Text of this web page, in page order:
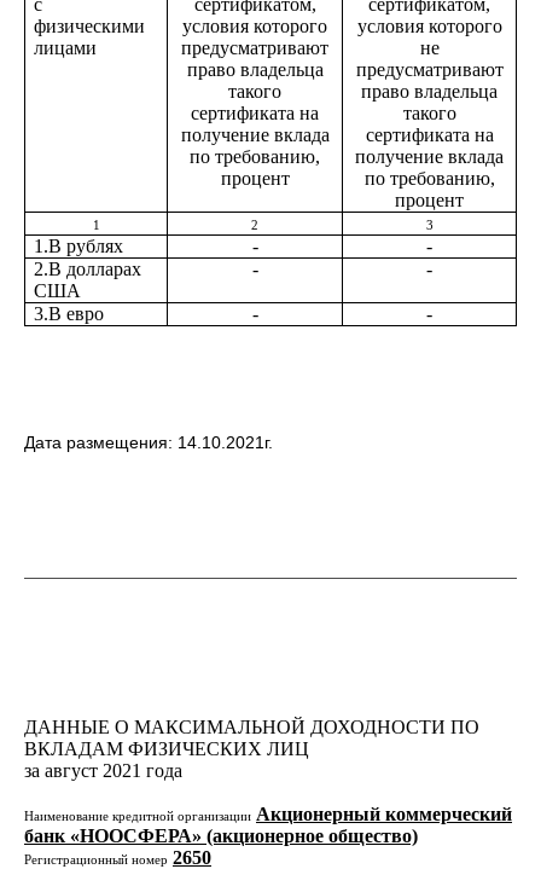
с
физическими
лицами
сертификатом,
условия которого
предусматривают
право владельца
такого
сертификата на
получение вклада
по требованию,
процент
сертификатом,
условия которого
не
предусматривают
право владельца
такого
сертификата на
получение вклада
по требованию,
процент
1 2 3
1.В рублях -
-
2.В долларах
США
- -
3.В евро - -
Дата размещения: 14.10.2021г.
ДАННЫЕ О МАКСИМАЛЬНОЙ ДОХОДНОСТИ ПО
ВКЛАДАМ ФИЗИЧЕСКИХ ЛИЦ
за август 2021 года
Наименование кредитной организации Акционерный коммерческий
банк «НООСФЕРА» (акционерное общество)
Регистрационный номер 2650